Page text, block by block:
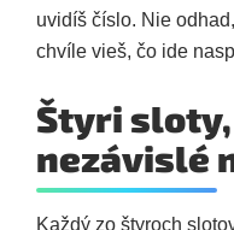
uvidíš číslo. Nie
chvíle vieš, čo ide
Štyri
nezávislé
Každý zo štyroch